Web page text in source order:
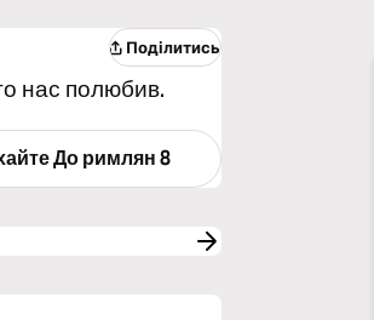
Поділитись
нас полюбив.
До римлян 8